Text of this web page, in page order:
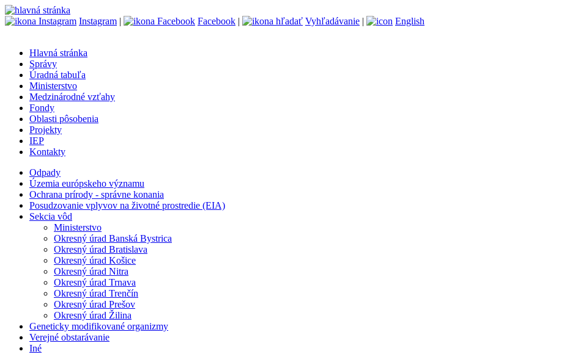
Instagram | Facebook | Vyhľadávanie | English
Hlavná stránka
Správy
Úradná tabuľa
Ministerstvo
Medzinárodné vzťahy
Fondy
Oblasti pôsobenia
Projekty
IEP
Kontakty
Odpady
Územia európskeho významu
Ochrana prírody - správne konania
Posudzovanie vplyvov na životné prostredie (EIA)
Sekcia vôd
Ministerstvo
Okresný úrad Banská Bystrica
Okresný úrad Bratislava
Okresný úrad Košice
Okresný úrad Nitra
Okresný úrad Trnava
Okresný úrad Trenčín
Okresný úrad Prešov
Okresný úrad Žilina
Geneticky modifikované organizmy
Verejné obstarávanie
Iné